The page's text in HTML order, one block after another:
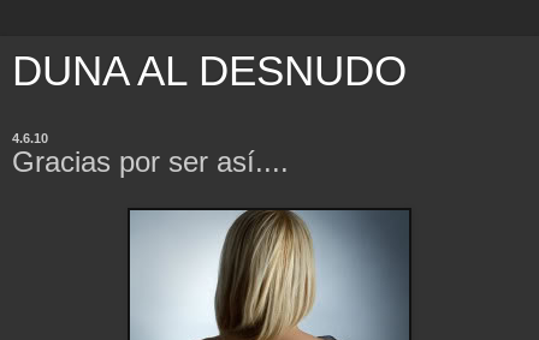
DUNA AL DESNUDO
4.6.10
Gracias por ser así....